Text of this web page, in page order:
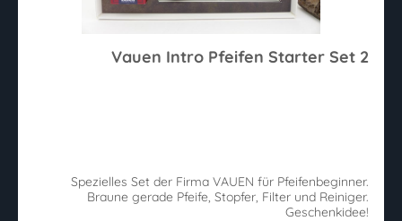
Vauen Intro Pfeifen Starter Set 2
Spezielles Set der Firma VAUEN für Pfeifenbeginner.
Braune gerade Pfeife, Stopfer, Filter und Reiniger.
Geschenkidee!